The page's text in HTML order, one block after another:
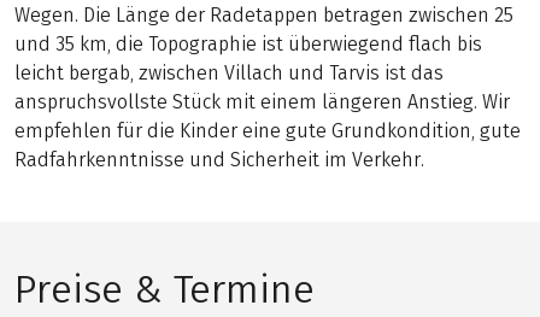
Wegen. Die Länge der Radetappen betragen zwischen 25
und 35 km, die Topographie ist überwiegend flach bis
leicht bergab, zwischen Villach und Tarvis ist das
anspruchsvollste Stück mit einem längeren Anstieg. Wir
empfehlen für die Kinder eine gute Grundkondition, gute
Radfahrkenntnisse und Sicherheit im Verkehr.
Preise & Termine